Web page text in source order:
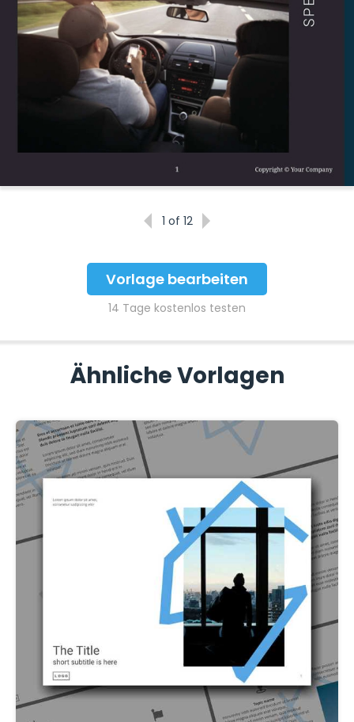
Vorlage bearbeiten
14 Tage kostenlos testen
1 of 12
Ähnliche Vorlagen